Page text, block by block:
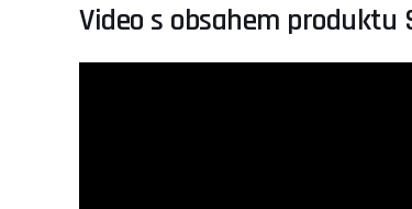
Video s obsahem produktu